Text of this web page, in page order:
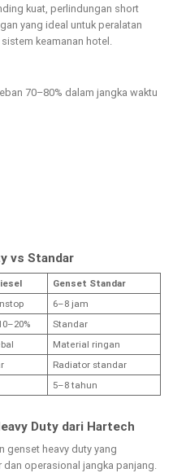
kuat, perlindungan short
yang ideal untuk peralatan
keamanan hotel.
70–80% dalam jangka waktu
vs Standar
Genset Standar
6–8 jam
Standar
Material ringan
Radiator standar
5–8 tahun
Duty dari Hartech
genset heavy duty yang
dan operasional jangka panjang.